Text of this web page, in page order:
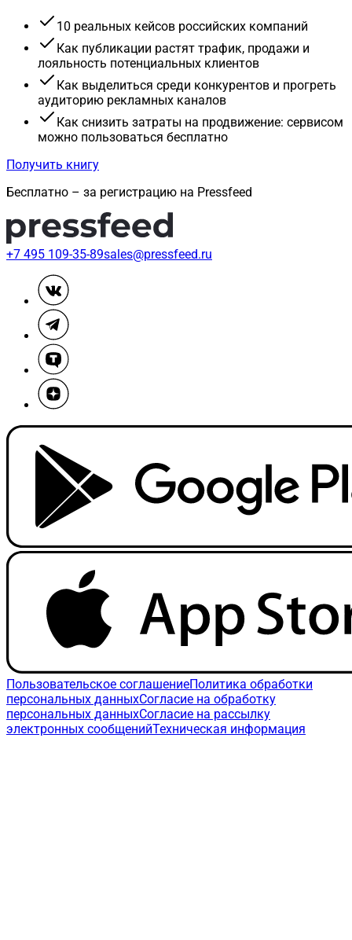
10 реальных кейсов российских компаний
Как публикации растят трафик, продажи и
лояльность потенциальных клиентов
Как выделиться среди конкурентов и прогреть
аудиторию рекламных каналов
Как снизить затраты на продвижение: сервисом
можно пользоваться бесплатно
Получить книгу
Бесплатно – за регистрацию на Pressfeed
+7 495 109-35-89sales@pressfeed.ru
Пользовательское соглашениеПолитика обработки
персональных данныхСогласие на обработку
персональных данныхСогласие на рассылку
электронных сообщенийТехническая информация